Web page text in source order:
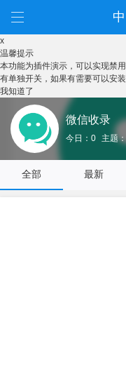
x
温馨提示
本功能为插件演示，可以实现禁
有单独开关，如果有需要可以安
我知道了
微信收录
今日：0 主题
全部 最新